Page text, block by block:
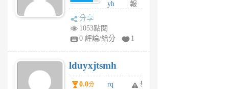
月
yh
jl
月
前
報
分享
1053點閱
0 評論/給分
1
lduyxjtsmh
0.0分
rq
舉